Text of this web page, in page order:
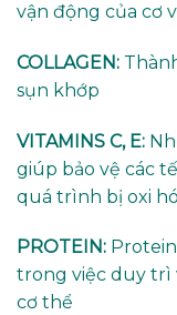
vận động của cơ
COLLAGEN:
sụn khớp
VITAMINS C, E:
giúp bảo vệ các
quá trình bị oxi
PROTEIN:
trong việc duy trì
cơ thể